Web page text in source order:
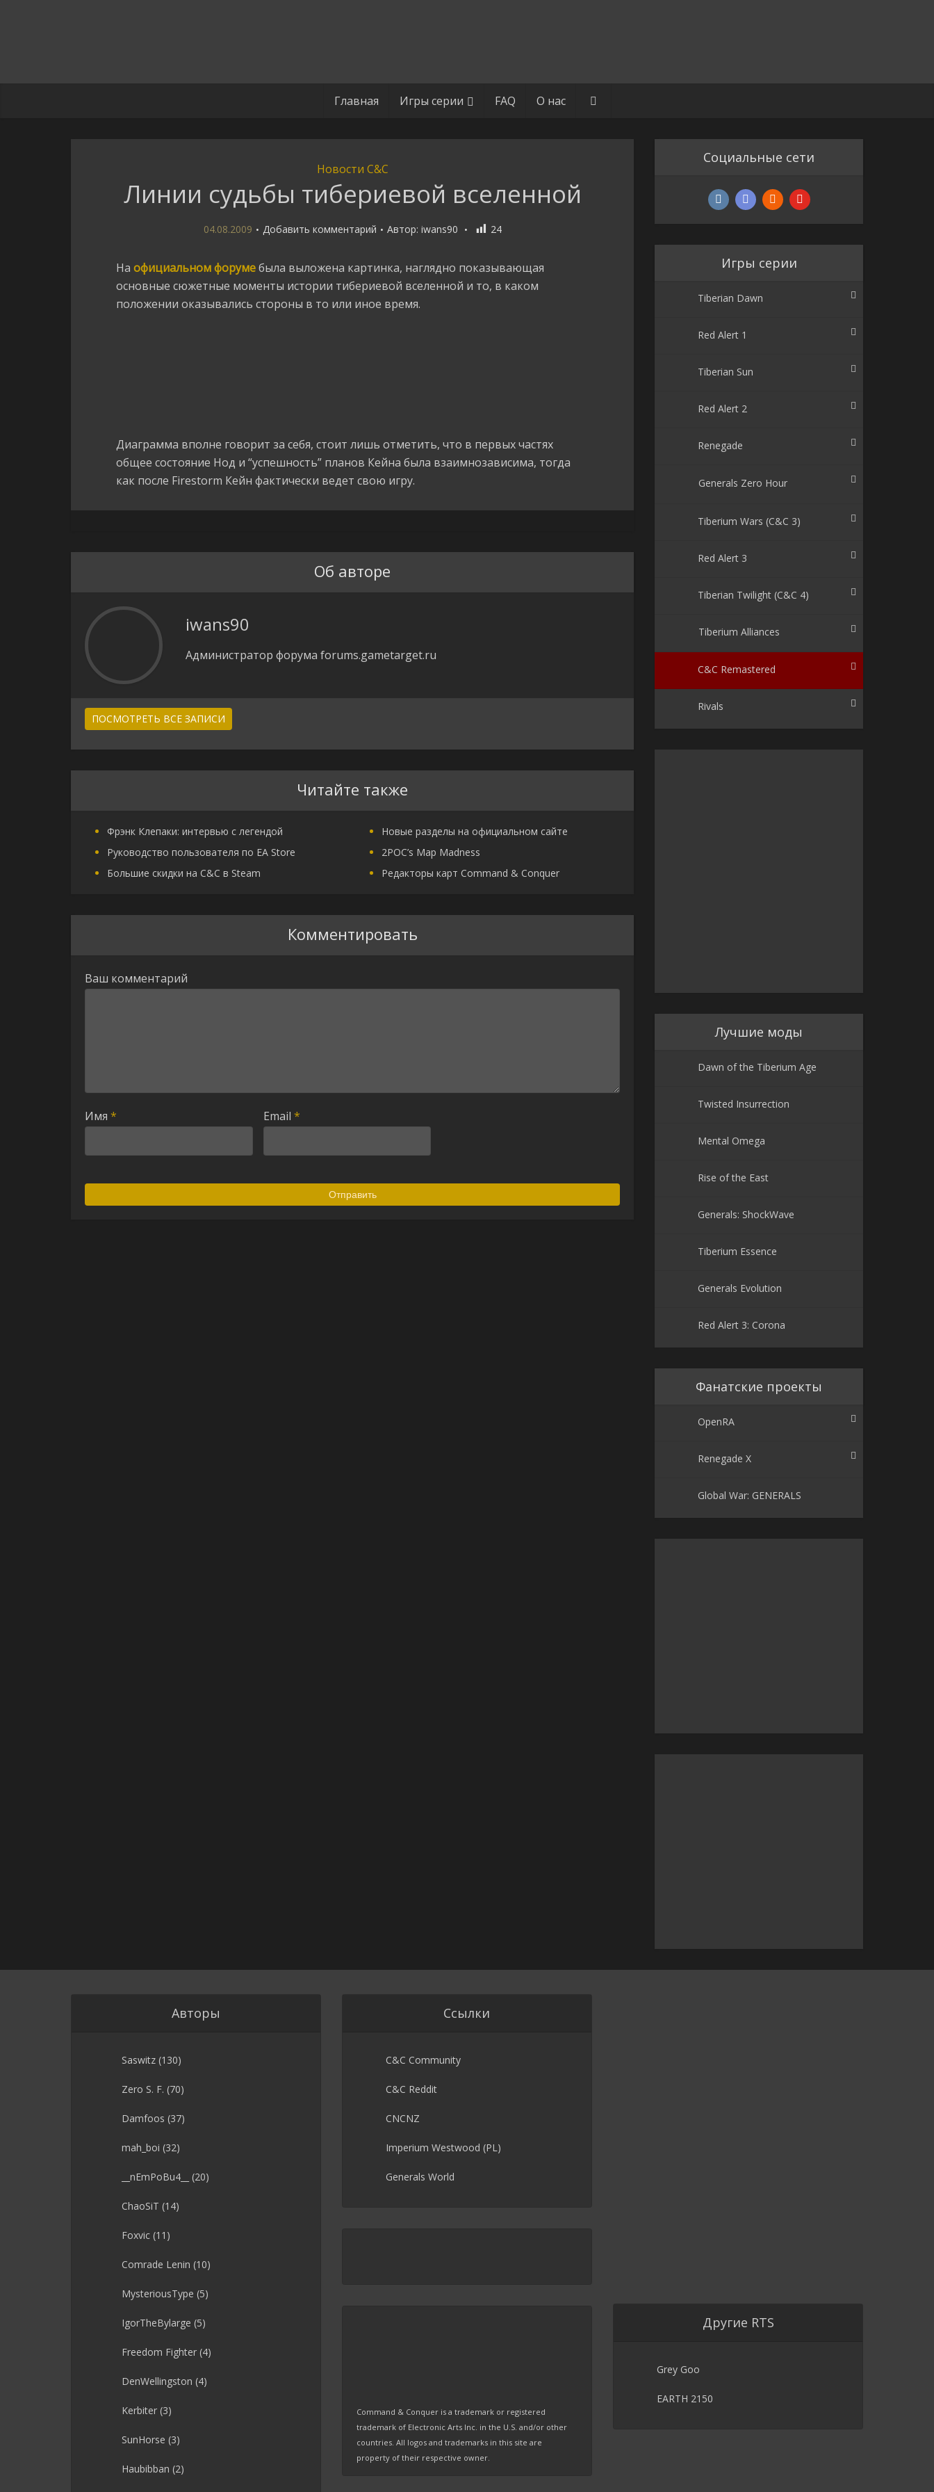
Главная Игры серии FAQ О нас
Новости C&C
Линии судьбы тибериевой вселенной
04.08.2009 Добавить комментарий Автор: iwans90 24
На официальном форумебыла выложена картинка, наглядно показывающая
основные сюжетные моменты истории тибериевой вселенной и то, в каком
положении оказывались стороны в то или иное время.
Диаграмма вполне говорит за себя, стоит лишь отметить, что в первых частях
общее состояние Нод и “успешность” планов Кейна была взаимнозависима, тогда
как после Firestorm Кейн фактически ведет свою игру.
Об авторе
iwans90
Администратор форума forums.gametarget.ru
ПОСМОТРЕТЬ ВСЕ ЗАПИСИ
Читайте также
Фрэнк Клепаки: интервью с легендой
Новые разделы на официальном сайте
Руководство пользователя по EA Store
2POC’s Map Madness
Большие скидки на C&C в Steam
Редакторы карт Command & Conquer
Комментировать
Ваш комментарий
Имя * Email *
Социальные сети
Игры серии
Tiberian Dawn
Red Alert 1
Tiberian Sun
Red Alert 2
Renegade
Generals Zero Hour
Tiberium Wars (C&C 3)
Red Alert 3
Tiberian Twilight (C&C 4)
Tiberium Alliances
C&C Remastered
Rivals
Лучшие моды
Dawn of the Tiberium Age
Twisted Insurrection
Mental Omega
Rise of the East
Generals: ShockWave
Tiberium Essence
Generals Evolution
Red Alert 3: Corona
Фанатские проекты
OpenRA
Renegade X
Global War: GENERALS
Авторы
Saswitz (130)
Zero S. F. (70)
Damfoos (37)
mah_boi (32)
__nEmPoBu4__ (20)
ChaoSiT (14)
Foxvic (11)
Comrade Lenin (10)
MysteriousType (5)
IgorTheBylarge (5)
Freedom Fighter (4)
DenWellingston (4)
Kerbiter (3)
SunHorse (3)
Haubibban (2)
Ссылки
C&C Community
C&C Reddit
CNCNZ
Imperium Westwood (PL)
Generals World
Command & Conquer is a trademark or registered
trademark of Electronic Arts Inc. in the U.S. and/or other
countries. All logos and trademarks in this site are
property of their respective owner.
Другие RTS
Grey Goo
EARTH 2150